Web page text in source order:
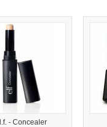
- Concealer